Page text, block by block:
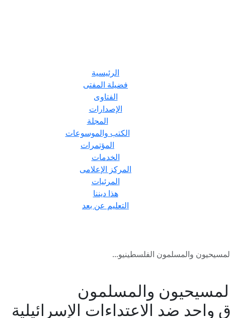
الرئيسية
فضيلة المفتى
الفتاوى
الإصدارات
المجلة
الكتب والموسوعات
المؤتمرات
الخدمات
المركز الإعلامى
المرئيات
هذا ديننا
التعليم عن بعد
والمسلمون الفلسطينيو...
والمسلمون
ضد الاعتداءات الإسرائيلية